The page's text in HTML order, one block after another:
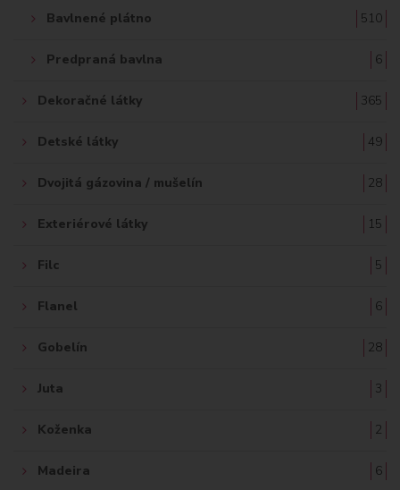
Bavlnené plátno 510
Predpraná bavlna 6
Dekoračné látky 365
Detské látky 49
Dvojitá gázovina / mušelín 28
Exteriérové látky 15
Filc 5
Flanel 6
Gobelín 28
Juta 3
Koženka 2
Madeira 6